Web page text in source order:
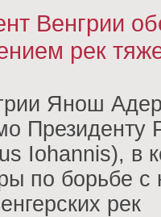
Венгрии
рек
Янош
Президенту
Iohannis), в
по борьбе с
рек